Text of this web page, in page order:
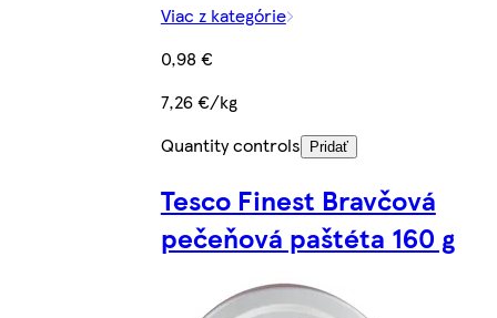
Viac z kategórie
0,98 €
7,26 €/kg
Quantity controls
Pridať
Tesco Finest Bravčová
pečeňová paštéta 160 g